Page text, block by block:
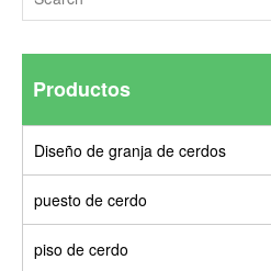
Productos
Diseño de granja de cerdos
puesto de cerdo
piso de cerdo